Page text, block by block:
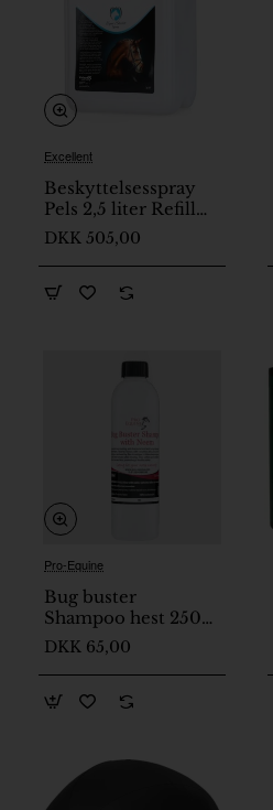
Excellent
Beskyttelsesspray
Pels 2,5 liter Refill
Excellent Horse
DKK 505,00
Pro-Equine
Bug buster
Shampoo hest 250
ml
DKK 65,00